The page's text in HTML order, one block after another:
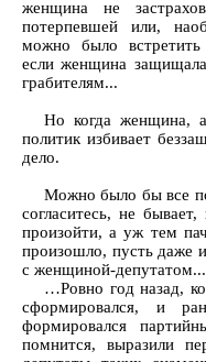
женщина не
потерпевшей или,
можно было встретить
если женщина
грабителям...
Но когда женщина,
политик избивает
дело.
Можно было бы все
согласитесь, не
произойти, а уж тем
произошло, пусть даже
с женщиной-депутатом...
…Ровно год назад,
сформировался, и
формировался
помнится, выразили